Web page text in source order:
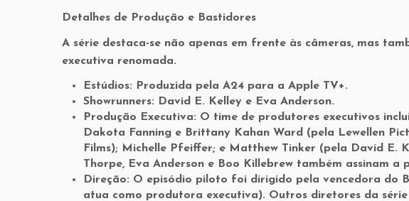
Detalhes de Produção e Bastidores
A série destaca-se não apenas em frente às câmeras, mas
executiva renomada.
Estúdios: Produzida pela A24 para a Apple TV+.
Showrunners: David E. Kelley e Eva Anderson.
Produção Executiva: O time de produtores executivos
Dakota Fanning e Brittany Kahan Ward (pela Lewellen
Films); Michelle Pfeiffer; e Matthew Tinker (pela David E.
Thorpe, Eva Anderson e Boo Killebrew também assinam a
Direção: O episódio piloto foi dirigido pela vencedora do
atua como produtora executiva). Outros diretores da